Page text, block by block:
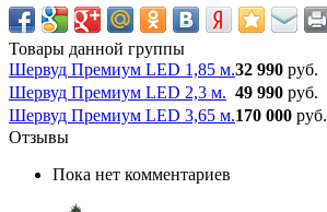
Товары данной группы
Шервуд Премиум LED 1,85 м.32 990 руб.
Шервуд Премиум LED 2,3 м. 49 990 руб.
Шервуд Премиум LED 3,65 м.170 000 руб.
Отзывы
Пока нет комментариев